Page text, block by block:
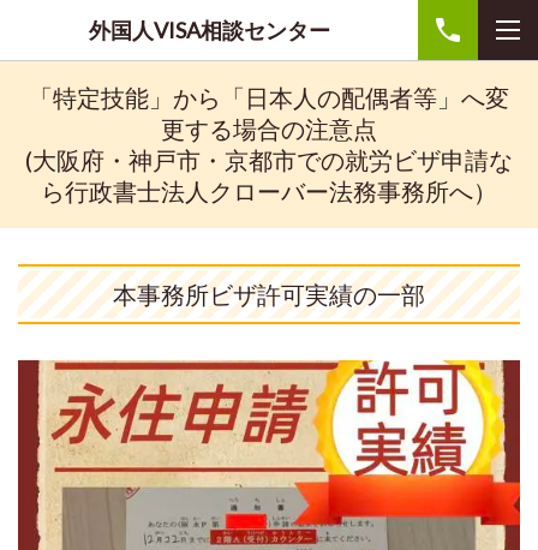
外国人VISA相談センター
「特定技能」から「日本人の配偶者等」へ変
更する場合の注意点
(大阪府・神戸市・京都市での就労ビザ申請な
ら行政書士法人クローバー法務事務所へ）
本事務所ビザ許可実績の一部